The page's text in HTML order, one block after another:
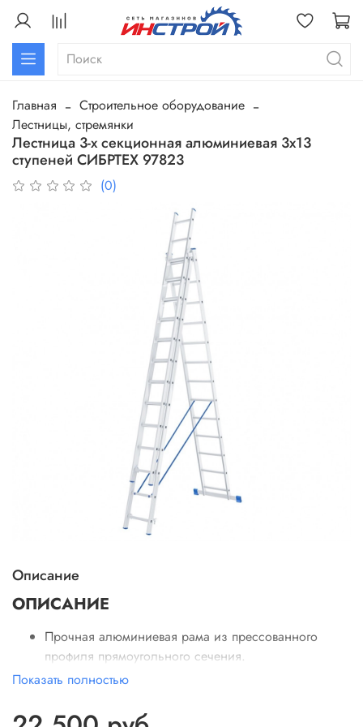
Главная
Строительное оборудование
Лестницы, стремянки
Лестница 3-х секционная алюминиевая 3х13
ступеней СИБРТЕХ 97823
(0)
Описание
ОПИСАНИЕ
Прочная алюминиевая рама из прессованного
профиля прямоугольного сечения.
Четыре рабочих положения лестницы: стремянка,
двухсторонняя стремянка, приставная лестница.
Показать полностью